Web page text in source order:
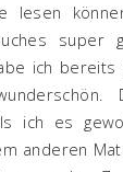
lesen
super
ich
ich es
anderen